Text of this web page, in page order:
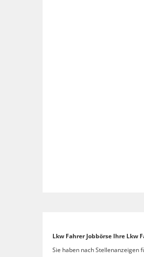
Lkw Fahrer Jobbörse Ihre Lkw
Sie haben nach Stellenanzeigen